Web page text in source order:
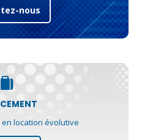
nous
location évolutive